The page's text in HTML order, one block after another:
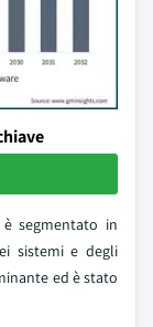
segmentato in
sistemi e degli
ed è stato